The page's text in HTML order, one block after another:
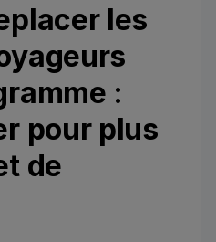
les
:
pour plus
de